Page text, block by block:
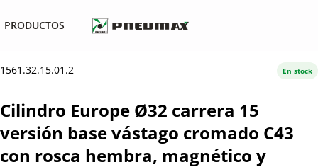
PRODUCTOS
1561.32.15.01.2
Cilindro Europe Ø32 carrera 15
versión base vástago cromado C43
con rosca hembra, magnético y
En stock